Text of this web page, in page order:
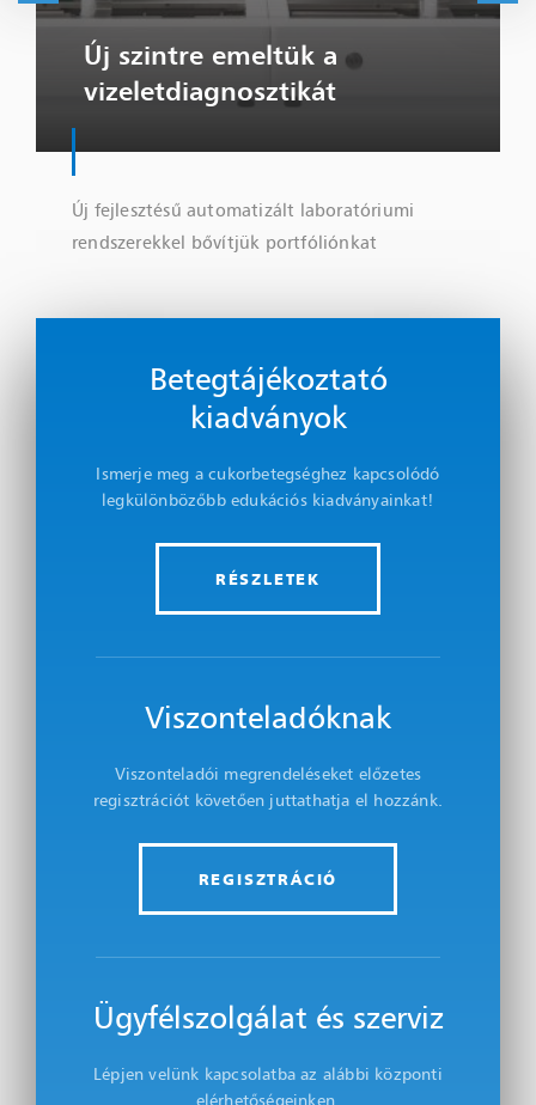
Új szintre emeltük a
vizeletdiagnosztikát
Új fejlesztésű automatizált laboratóriumi
rendszerekkel bővítjük portfóliónkat
Betegtájékoztató
kiadványok
Ismerje meg a cukorbetegséghez kapcsolódó
legkülönbözőbb edukációs kiadványainkat!
RÉSZLETEK
Viszonteladóknak
Viszonteladói megrendeléseket előzetes
regisztrációt követően juttathatja el hozzánk.
REGISZTRÁCIÓ
Ügyfélszolgálat és szerviz
Lépjen velünk kapcsolatba az alábbi központi